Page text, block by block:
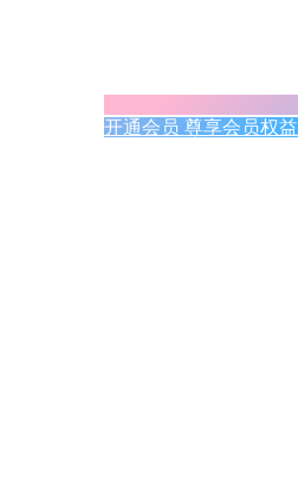
开通会员 尊享会员权益